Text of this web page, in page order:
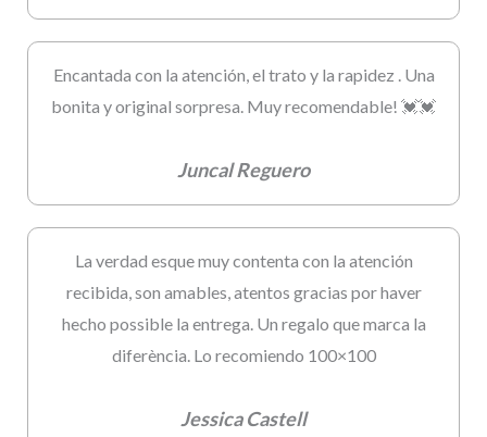
Encantada con la atención, el trato y la rapidez . Una
bonita y original sorpresa. Muy recomendable! 💓💓
Juncal Reguero
La verdad esque muy contenta con la atención
recibida, son amables, atentos gracias por haver
hecho possible la entrega. Un regalo que marca la
diferència. Lo recomiendo 100×100
Jessica Castell